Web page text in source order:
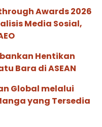
Awards 2026
Media Sosial,
Hentikan
Bara di ASEAN
Global melalui
yang Tersedia